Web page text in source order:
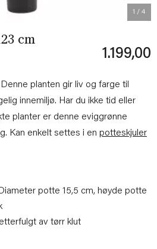
1 / 4
cm
1.199,00
planten gir liv og farge til
innemiljø. Har du ikke tid eller
planter er denne eviggrønne
Kan enkelt settes i en potteskjuler
potte 15,5 cm, høyde potte
av tørr klut